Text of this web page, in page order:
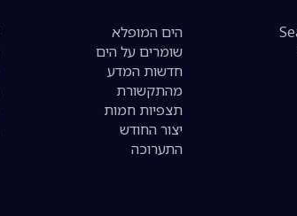
הים המופלא
שומרים על הים
חדשות המדע
מהתקשורת
תצפיות חמות
יצור החודש
התערוכה